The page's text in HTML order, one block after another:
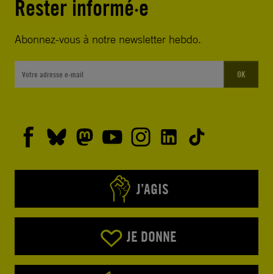
Rester informé·e
Abonnez-vous à notre newsletter hebdo.
OK
J’AGIS
JE DONNE